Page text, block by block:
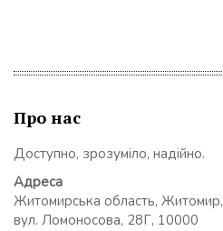
Про нас
Доступно, зрозуміло, надійно.
Адреса
Житомирська область, Житомир,
вул. Ломоносова, 28Г, 10000